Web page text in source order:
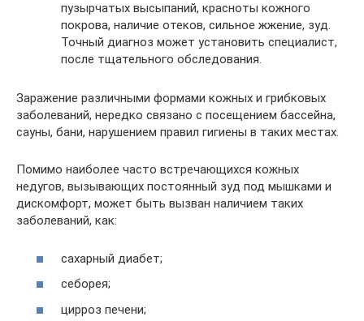
пузырчатых высыпаний, красноты кожного
покрова, наличие отеков, сильное жжение, зуд.
Точный диагноз может установить специалист,
после тщательного обследования.
Заражение различными формами кожных и грибковых
заболеваний, нередко связано с посещением бассейна,
сауны, бани, нарушением правил гигиены в таких местах.
Помимо наиболее часто встречающихся кожных
недугов, вызывающих постоянный зуд под мышками и
дискомфорт, может быть вызван наличием таких
заболеваний, как:
сахарный диабет;
себорея;
цирроз печени;